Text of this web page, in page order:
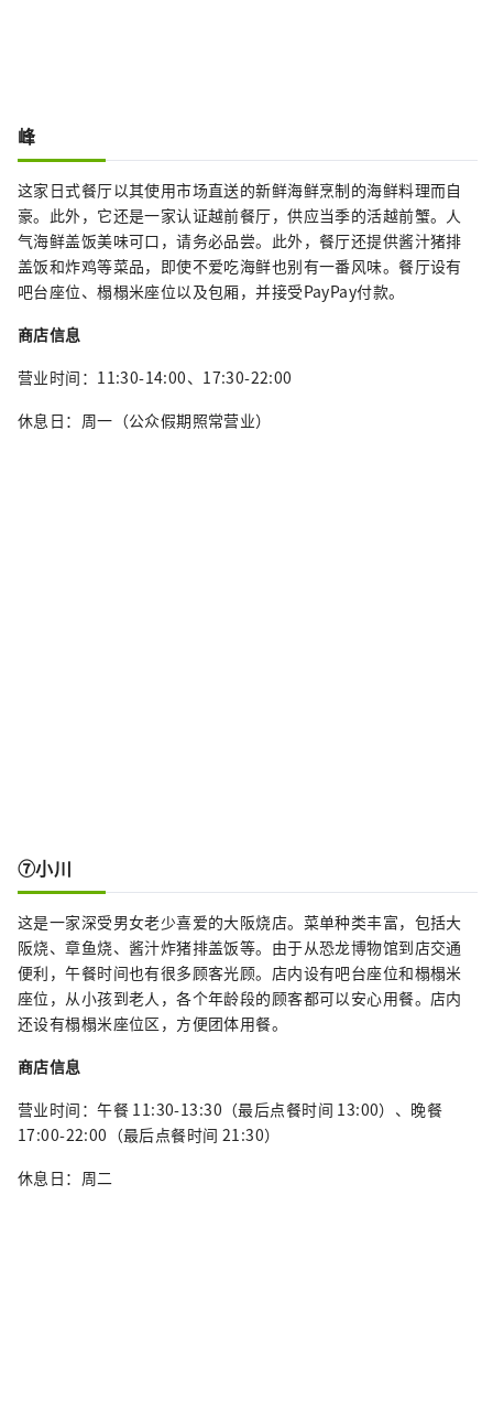
峰
这家日式餐厅以其使用市场直送的新鲜海鲜烹制的海鲜料理而自
豪。此外，它还是一家认证越前餐厅，供应当季的活越前蟹。人
气海鲜盖饭美味可口，请务必品尝。此外，餐厅还提供酱汁猪排
盖饭和炸鸡等菜品，即使不爱吃海鲜也别有一番风味。餐厅设有
吧台座位、榻榻米座位以及包厢，并接受PayPay付款。
商店信息
营业时间：11:30-14:00、17:30-22:00
休息日：周一（公众假期照常营业）
⑦小川
这是一家深受男女老少喜爱的大阪烧店。菜单种类丰富，包括大
阪烧、章鱼烧、酱汁炸猪排盖饭等。由于从恐龙博物馆到店交通
便利，午餐时间也有很多顾客光顾。店内设有吧台座位和榻榻米
座位，从小孩到老人，各个年龄段的顾客都可以安心用餐。店内
还设有榻榻米座位区，方便团体用餐。
商店信息
营业时间：午餐 11:30-13:30（最后点餐时间 13:00）、晚餐
17:00-22:00（最后点餐时间 21:30）
休息日：周二